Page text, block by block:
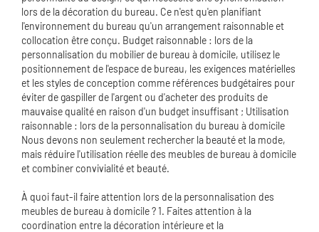
lors de la décoration du bureau. Ce n'est qu'en planifiant
l'environnement du bureau qu'un arrangement raisonnable et
collocation être conçu. Budget raisonnable : lors de la
personnalisation du mobilier de bureau à domicile, utilisez le
positionnement de l'espace de bureau, les exigences matérielles
et les styles de conception comme références budgétaires pour
éviter de gaspiller de l'argent ou d'acheter des produits de
mauvaise qualité en raison d'un budget insuffisant ; Utilisation
raisonnable : lors de la personnalisation du bureau à domicile
Nous devons non seulement rechercher la beauté et la mode,
mais réduire l'utilisation réelle des meubles de bureau à domicile
et combiner convivialité et beauté.
À quoi faut-il faire attention lors de la personnalisation des
meubles de bureau à domicile ? 1. Faites attention à la
coordination entre la décoration intérieure et la